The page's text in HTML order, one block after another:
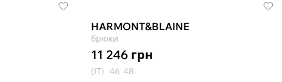
HARMONT&BLAINE
брюки
11 246 грн
(IT) 46 48